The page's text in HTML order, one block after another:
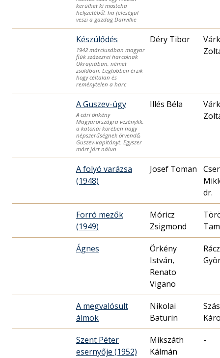
kerülhet ki mostoha
helyzetéből, ha feleségül
veszi a gazdag Danvillie
Készülődés
1942 márciusában magyar
fiúk százezrei harcolnak
Ukrajnában, német
zsoldban. Legtöbben érzik
hogy céltalan és
reménytelen a harc
Déry Tibor
A Guszev-ügy
A cári önkény
Magyarországra vezénylik,
a katonái körében nagy
népszerűségnek örvendő,
Guszev-kapitányt. Egyszer
márt járt nálun
Illés Béla
A folyó varázsa
(1948)
Josef Toman
dr.
Forró mezők
(1949)
Móricz
Zsigmond
Ágnes
Örkény
István,
Renato
Vigano
Rácz
A megvalósult
álmok
Nikolai
Baturin
Szent Péter
esernyője (1952)
Mikszáth
Kálmán
-